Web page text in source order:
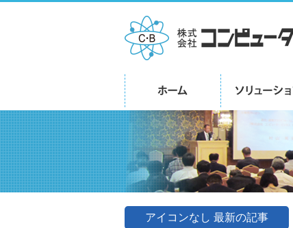
アイコンなし 最新の記事